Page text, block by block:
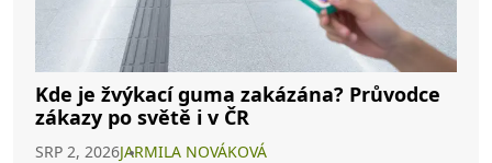
Kde je žvýkací guma zakázána? Průvodce
zákazy po světě i v ČR
SRP 2, 2026JARMILA NOVÁKOVÁ